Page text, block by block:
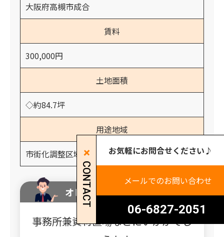
大阪府高槻市成合
賃料
300,000円
土地面積
◇約84.7坪
用途地域
市街化調整区域
オレンジホームからのコメント
事務所兼資材置場などにいかがでし
CONTACT
お気軽にお問合せください♪
メールでのお問い合わせ
06-6827-2051